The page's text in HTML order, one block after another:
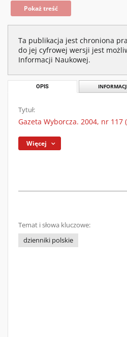
Pokaż treść
Ta publikacja jest chroniona
do jej cyfrowej wersji jest
Informacji Naukowej.
OPIS
Tytuł:
Gazeta Wyborcza. 2004, nr 117
Więcej
Temat i słowa kluczowe:
dzienniki polskie